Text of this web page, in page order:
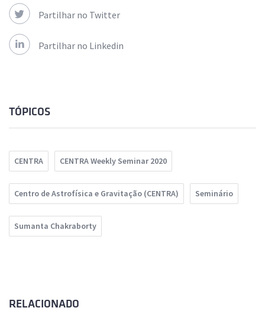
Partilhar no Twitter
Partilhar no Linkedin
TÓPICOS
CENTRA CENTRA Weekly Seminar 2020
Centro de Astrofísica e Gravitação (CENTRA) Seminário
Sumanta Chakraborty
RELACIONADO